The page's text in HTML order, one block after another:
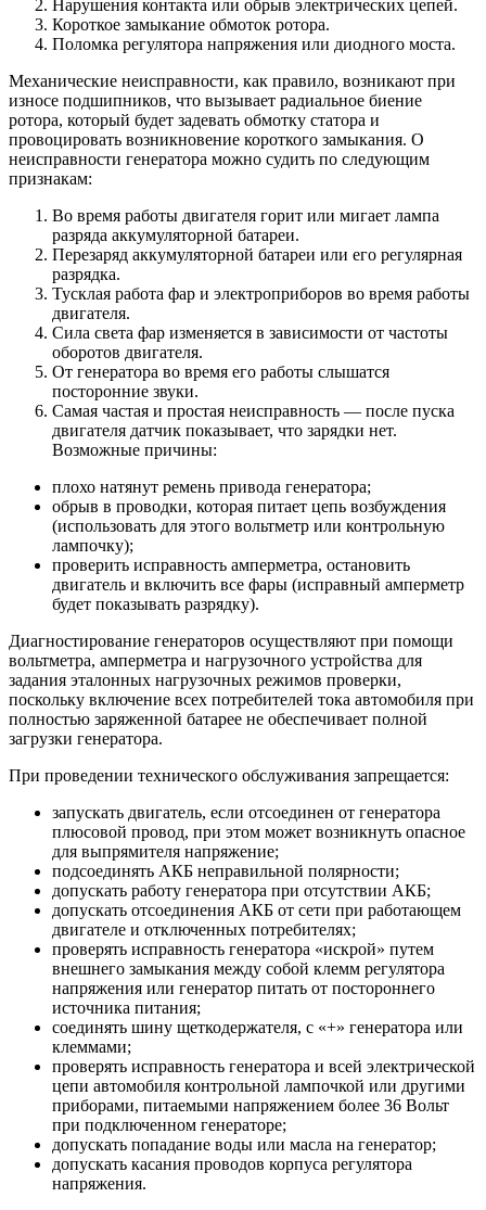
Нарушения контакта или обрыв электрических цепей.
Короткое замыкание обмоток ротора.
Поломка регулятора напряжения или диодного моста.
Механические неисправности, как правило, возникают при
износе подшипников, что вызывает радиальное биение
ротора, который будет задевать обмотку статора и
провоцировать возникновение короткого замыкания. О
неисправности генератора можно судить по следующим
признакам:
Во время работы двигателя горит или мигает лампа
разряда аккумуляторной батареи.
Перезаряд аккумуляторной батареи или его регулярная
разрядка.
Тусклая работа фар и электроприборов во время работы
двигателя.
Сила света фар изменяется в зависимости от частоты
оборотов двигателя.
От генератора во время его работы слышатся
посторонние звуки.
Самая частая и простая неисправность — после пуска
двигателя датчик показывает, что зарядки нет.
Возможные причины:
плохо натянут ремень привода генератора;
обрыв в проводки, которая питает цепь возбуждения
(использовать для этого вольтметр или контрольную
лампочку);
проверить исправность амперметра, остановить
двигатель и включить все фары (исправный амперметр
будет показывать разрядку).
Диагностирование генераторов осуществляют при помощи
вольтметра, амперметра и нагрузочного устройства для
задания эталонных нагрузочных режимов проверки,
поскольку включение всех потребителей тока автомобиля при
полностью заряженной батарее не обеспечивает полной
загрузки генератора.
При проведении технического обслуживания запрещается:
запускать двигатель, если отсоединен от генератора
плюсовой провод, при этом может возникнуть опасное
для выпрямителя напряжение;
подсоединять АКБ неправильной полярности;
допускать работу генератора при отсутствии АКБ;
допускать отсоединения АКБ от сети при работающем
двигателе и отключенных потребителях;
проверять исправность генератора «искрой» путем
внешнего замыкания между собой клемм регулятора
напряжения или генератор питать от постороннего
источника питания;
соединять шину щеткодержателя, с «+» генератора или
клеммами;
проверять исправность генератора и всей электрической
цепи автомобиля контрольной лампочкой или другими
приборами, питаемыми напряжением более 36 Вольт
при подключенном генераторе;
допускать попадание воды или масла на генератор;
допускать касания проводов корпуса регулятора
напряжения.